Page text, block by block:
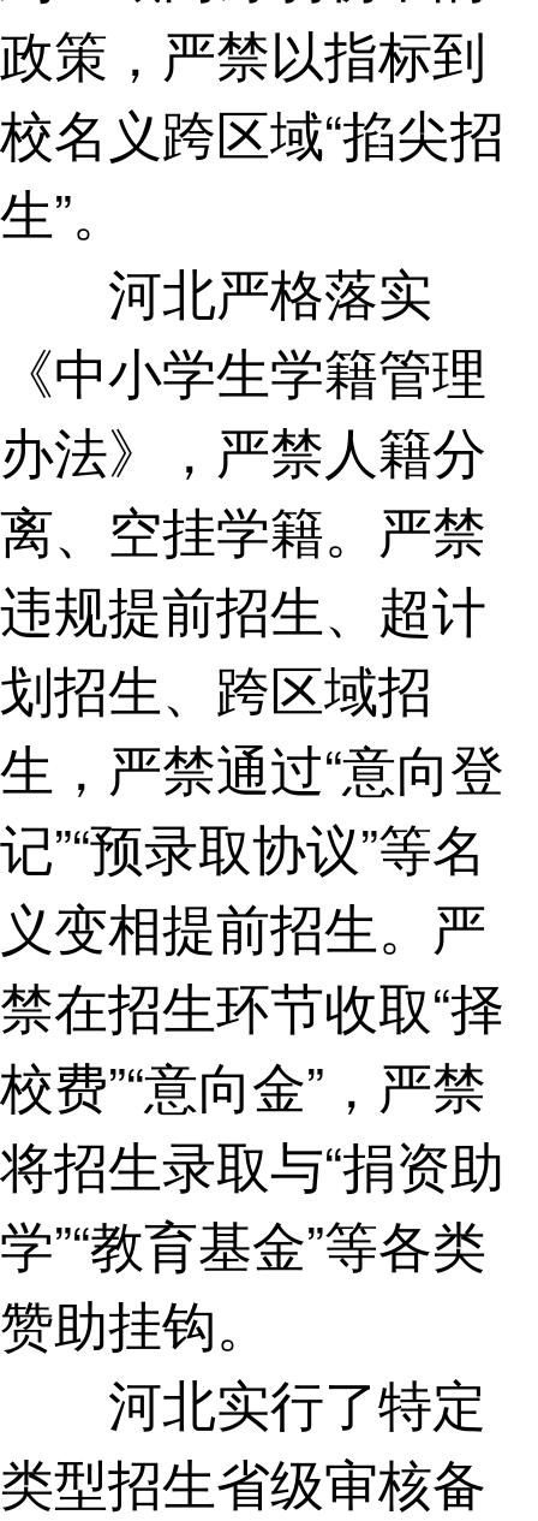
政策，严禁以指标到
校名义跨区域“掐尖招
生”。
河北严格落实
《中小学生学籍管理
办法》，严禁人籍分
离、空挂学籍。严禁
违规提前招生、超计
划招生、跨区域招
生，严禁通过“意向登
记”“预录取协议”等名
义变相提前招生。严
禁在招生环节收取“择
校费”“意向金”，严禁
将招生录取与“捐资助
学”“教育基金”等各类
赞助挂钩。
河北实行了特定
类型招生省级审核备